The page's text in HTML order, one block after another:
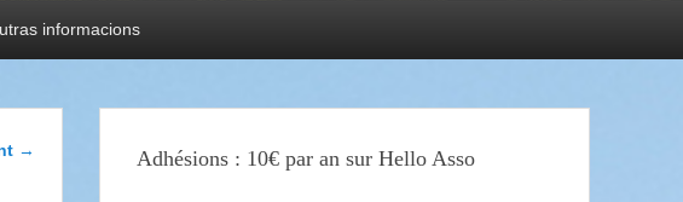
informacions
les
→ Adhésions : 10€ par an sur Hello Asso